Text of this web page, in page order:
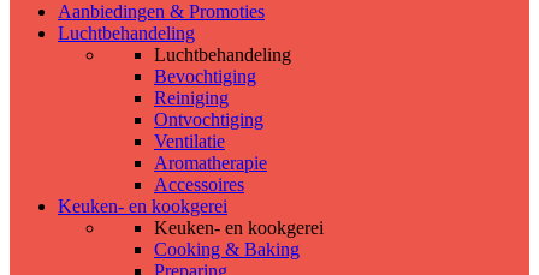
Aanbiedingen & Promoties
Luchtbehandeling
Luchtbehandeling
Bevochtiging
Reiniging
Ontvochtiging
Ventilatie
Aromatherapie
Accessoires
Keuken- en kookgerei
Keuken- en kookgerei
Cooking & Baking
Preparing